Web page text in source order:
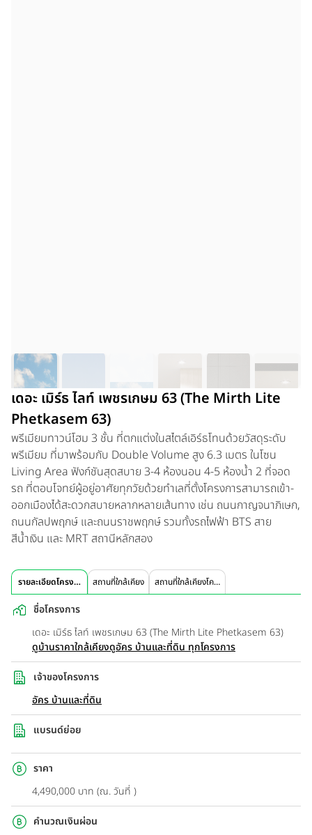
เดอะ เมิร์ธ ไลท์ เพชรเกษม 63 (The Mirth Lite
Phetkasem 63)
พรีเมียมทาวน์โฮม 3 ชั้น ที่ตกแต่งในสไตล์เอิร์ธโทนด้วยวัสดุระดับ
พรีเมียม ที่มาพร้อมกับ Double Volume สูง 6.3 เมตร ในโซน
Living Area ฟังก์ชันสุดสบาย 3-4 ห้องนอน 4-5 ห้องน้ำ 2 ที่จอด
รถ ที่ตอบโจทย์ผู้อยู่อาศัยทุกวัยด้วยทำเลที่ตั้งโครงการสามารถเข้า-
ออกเมืองได้สะดวกสบายหลากหลายเส้นทาง เช่น ถนนกาญจนาภิเษก,
ถนนกัลปพฤกษ์ และถนนราชพฤกษ์ รวมทั้งรถไฟฟ้า BTS สาย
สีน้ำเงิน และ MRT สถานีหลักสอง
รายละเอียดโครงการ สถานที่ใกล้เคียง สถานที่ใกล้เคียงโครงการ
ชื่อโครงการ
เดอะ เมิร์ธ ไลท์ เพชรเกษม 63 (The Mirth Lite Phetkasem 63)
ดูบ้านราคาใกล้เคียงดูอัคร บ้านและที่ดิน ทุกโครงการ
เจ้าของโครงการ
อัคร บ้านและที่ดิน
แบรนด์ย่อย
ราคา
4,490,000 บาท (ณ. วันที่ )
คำนวณเงินผ่อน